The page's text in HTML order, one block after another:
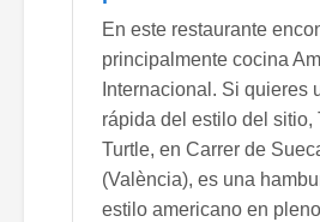
En este restaurante
principalmente cocina
Internacional. Si quieres
rápida del estilo del sitio,
Turtle, en Carrer de
(València), es una
estilo americano en